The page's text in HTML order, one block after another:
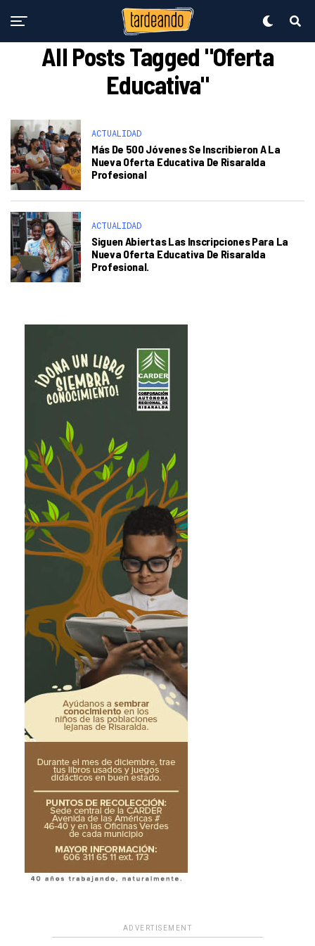
All Posts Tagged "Oferta
Educativa"
ACTUALIDAD
Más De 500 Jóvenes Se Inscribieron A La
Nueva Oferta Educativa De Risaralda
Profesional
ACTUALIDAD
Siguen Abiertas Las Inscripciones Para La
Nueva Oferta Educativa De Risaralda
Profesional.
ADVERTISEMENT